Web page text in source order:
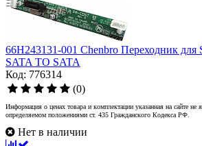
66H243131-001 Chenbro Переходник
SATA TO SATA
Код: 776314
(0)
Информация о ценах товара и комплектации указанная на сайте не
определяемом положениями ст. 435 Гражданского Кодекса РФ.
Нет в наличии